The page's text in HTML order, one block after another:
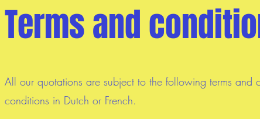
Terms and
All our quotations are subject to the following terms and
conditions in Dutch or French.